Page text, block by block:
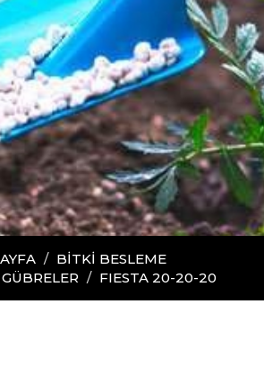
BİTKİ BESLEME
FIESTA 20-20-20